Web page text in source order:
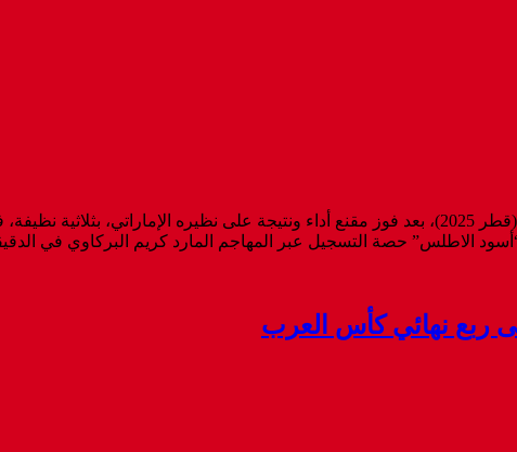
تأهل المنتخب الوطني المغربي الرديف لكرة القدم إلى نهائي كأس العرب (قطر 2025)، بعد فوز مقنع أداء
عبر المهاجم المارد كريم البركاوي في الدقيقة الـ28، مانحا التقدم للنخبة الوطنية. وفي
ربع نهائي كأس العرب